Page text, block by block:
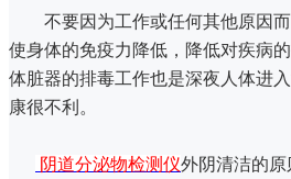
不要因为工作或任何其他原因而
使身体的免疫力降低，降低对疾病
体脏器的排毒工作也是深夜人体进
康很不利。
阴道分泌物检测仪外阴清洁的